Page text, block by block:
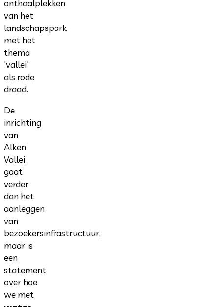
onthaalplekken
van het
landschapspark
met het
thema
'vallei'
als rode
draad.
De
inrichting
van
Alken
Vallei
gaat
verder
dan het
aanleggen
van
bezoekersinfrastructuur,
maar is
een
statement
over hoe
we met